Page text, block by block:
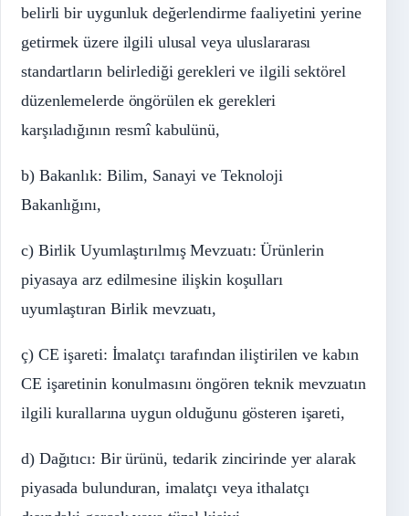
belirli bir uygunluk değerlendirme faaliyetini yerine
getirmek üzere ilgili ulusal veya uluslararası
standartların belirlediği gerekleri ve ilgili sektörel
düzenlemelerde öngörülen ek gerekleri
karşıladığının resmî kabulünü,
b) Bakanlık: Bilim, Sanayi ve Teknoloji
Bakanlığını,
c) Birlik Uyumlaştırılmış Mevzuatı: Ürünlerin
piyasaya arz edilmesine ilişkin koşulları
uyumlaştıran Birlik mevzuatı,
ç) CE işareti: İmalatçı tarafından iliştirilen ve kabın
CE işaretinin konulmasını öngören teknik mevzuatın
ilgili kurallarına uygun olduğunu gösteren işareti,
d) Dağıtıcı: Bir ürünü, tedarik zincirinde yer alarak
piyasada bulunduran, imalatçı veya ithalatçı